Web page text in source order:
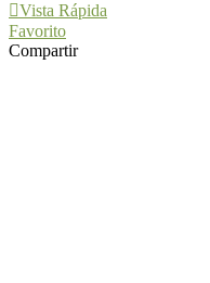
Vista Rápida
Favorito
Compartir